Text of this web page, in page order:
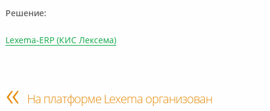
Решение:
Lexema-ERP (КИС Лексема)
На платформе Lexema организован